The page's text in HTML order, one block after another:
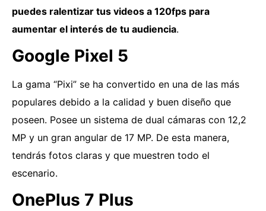
puedes ralentizar tus videos a 120fps para
aumentar el interés de tu audiencia.
Google Pixel 5
La gama “Pixi” se ha convertido en una de las más
populares debido a la calidad y buen diseño que
poseen. Posee un sistema de dual cámaras con 12,2
MP y un gran angular de 17 MP. De esta manera,
tendrás fotos claras y que muestren todo el
escenario.
OnePlus 7 Plus